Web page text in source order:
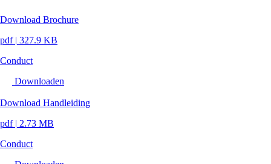
Download Brochure
pdf | 327.9 KB
Conduct
Downloaden
Download Handleiding
pdf | 2.73 MB
Conduct